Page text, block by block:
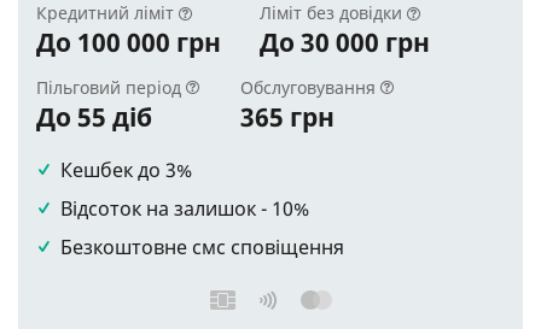
Кредитний ліміт
До 100 000 грн
Ліміт без довідки
До 30 000 грн
Пільговий період
До 55 діб
Обслуговування
365 грн
Кешбек до 3%
Відсоток на залишок - 10%
Безкоштовне смс сповіщення